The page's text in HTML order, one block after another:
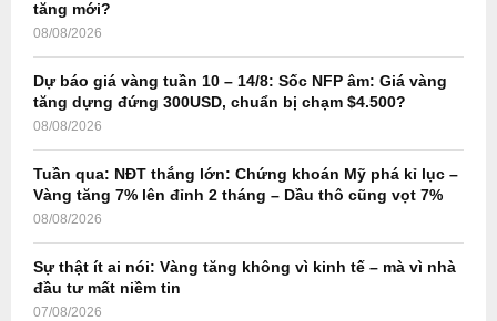
tăng mới?
08/08/2026
Dự báo giá vàng tuần 10 – 14/8: Sốc NFP âm: Giá vàng
tăng dựng đứng 300USD, chuẩn bị chạm $4.500?
08/08/2026
Tuần qua: NĐT thắng lớn: Chứng khoán Mỹ phá kỉ lục –
Vàng tăng 7% lên đỉnh 2 tháng – Dầu thô cũng vọt 7%
08/08/2026
Sự thật ít ai nói: Vàng tăng không vì kinh tế – mà vì nhà
đầu tư mất niềm tin
07/08/2026